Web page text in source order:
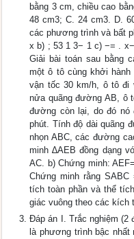
bằng 3 cm, chiều cao
48 cm3; C. 24 cm3. D.
các phương trình và bất
x b) ; 53 1 3− 1 c) −= .
Giải bài toán sau bằng
một ô tô cùng khởi
vận tốc 30 km/h, ô tô
nửa quãng đường AB, ô
đường còn lại, do đó
phút. Tính độ dài quãng
nhọn ABC, các đường
minh ∆AEB đồng dạng
AC. b) Chứng minh:
Chứng minh rằng
tích toàn phần và thể
giác vuông theo các
Đáp án I. Trắc nghiệm (2
là phương trình bậc